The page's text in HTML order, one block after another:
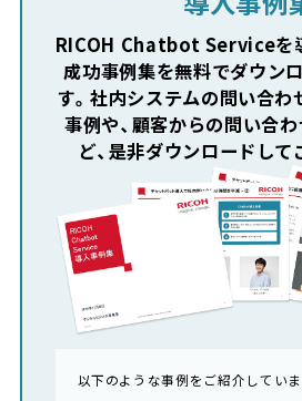
RICOH Chatbot Serviceを
成功事例集を無料でダウン
す。 社内システムの問い合わ
事例や、 顧客からの問い合
ど、是非ダウンロードして
以下のような事例をご紹介していま